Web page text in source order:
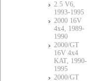
2.5 V6,
1993-1995
2000 16V
4x4, 1989-
1990
2000/GT
16V 4x4
KAT, 1990-
1995
2000/GT